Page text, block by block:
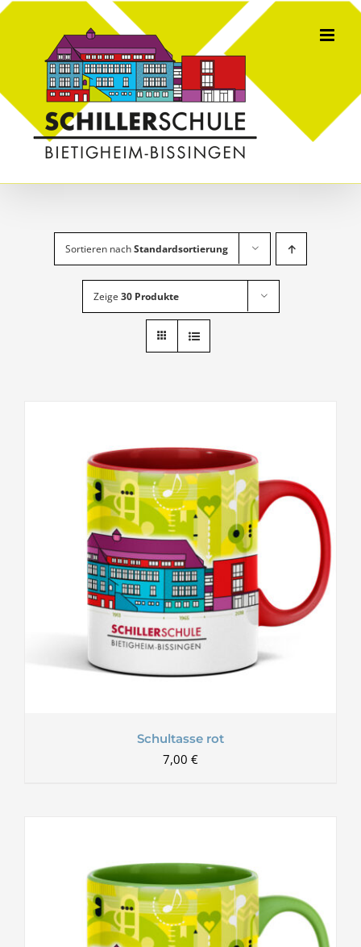
Skip
Sortieren nachStandardsortierung
Zeige 30 Produkte
Schultasse rot
7,00 €